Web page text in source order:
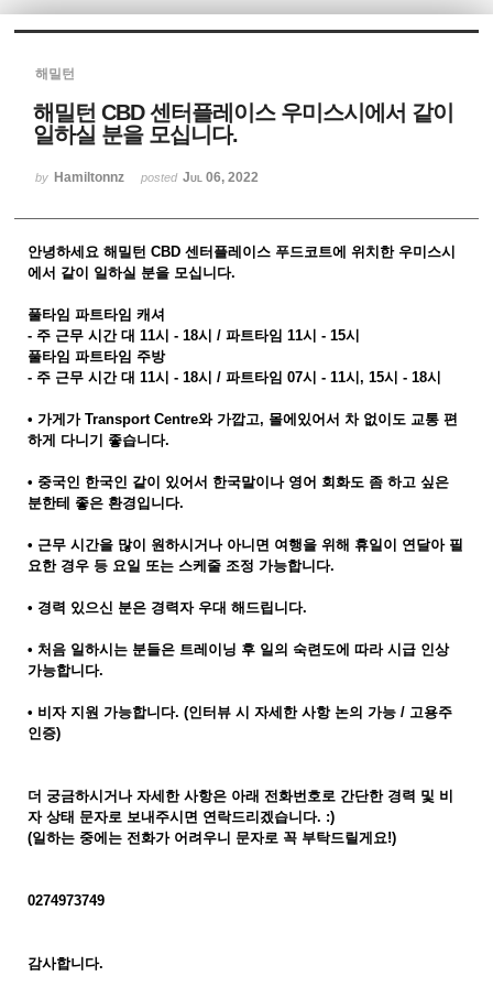
해밀턴
해밀턴 CBD 센터플레이스 우미스시에서 같이
일하실 분을 모십니다.
by Hamiltonnz posted Jul 06, 2022
안녕하세요 해밀턴 CBD 센터플레이스 푸드코트에 위치한 우미스시
에서 같이 일하실 분을 모십니다.
풀타임 파트타임 캐셔
- 주 근무 시간 대 11시 - 18시 / 파트타임 11시 - 15시
풀타임 파트타임 주방
- 주 근무 시간 대 11시 - 18시 / 파트타임 07시 - 11시, 15시 - 18시
• 가게가 Transport Centre와 가깝고, 몰에있어서 차 없이도 교통 편
하게 다니기 좋습니다.
• 중국인 한국인 같이 있어서 한국말이나 영어 회화도 좀 하고 싶은
분한테 좋은 환경입니다.
• 근무 시간을 많이 원하시거나 아니면 여행을 위해 휴일이 연달아 필
요한 경우 등 요일 또는 스케줄 조정 가능합니다.
• 경력 있으신 분은 경력자 우대 해드립니다.
• 처음 일하시는 분들은 트레이닝 후 일의 숙련도에 따라 시급 인상
가능합니다.
• 비자 지원 가능합니다. (인터뷰 시 자세한 사항 논의 가능 / 고용주
인증)
더 궁금하시거나 자세한 사항은 아래 전화번호로 간단한 경력 및 비
자 상태 문자로 보내주시면 연락드리겠습니다. :)
(일하는 중에는 전화가 어려우니 문자로 꼭 부탁드릴게요!)
0274973749
감사합니다.
Sketchbook5, 스케치북5
Sketchbook5, 스케치북5